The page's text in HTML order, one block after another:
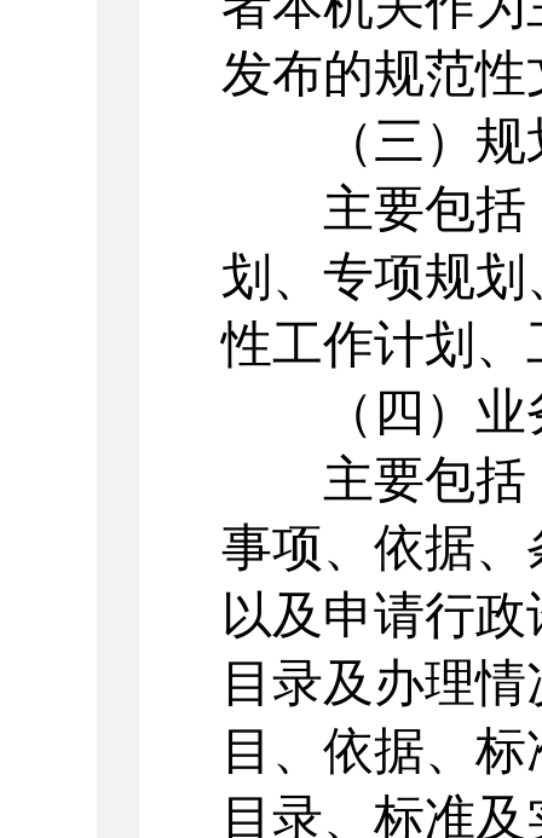
发布的规范性
（三）规
主要包括
划、专项规
性工作计划
（四）业
主要包括
事项、依据
以及申请行
目录及办理
目、依据、
目录、标准